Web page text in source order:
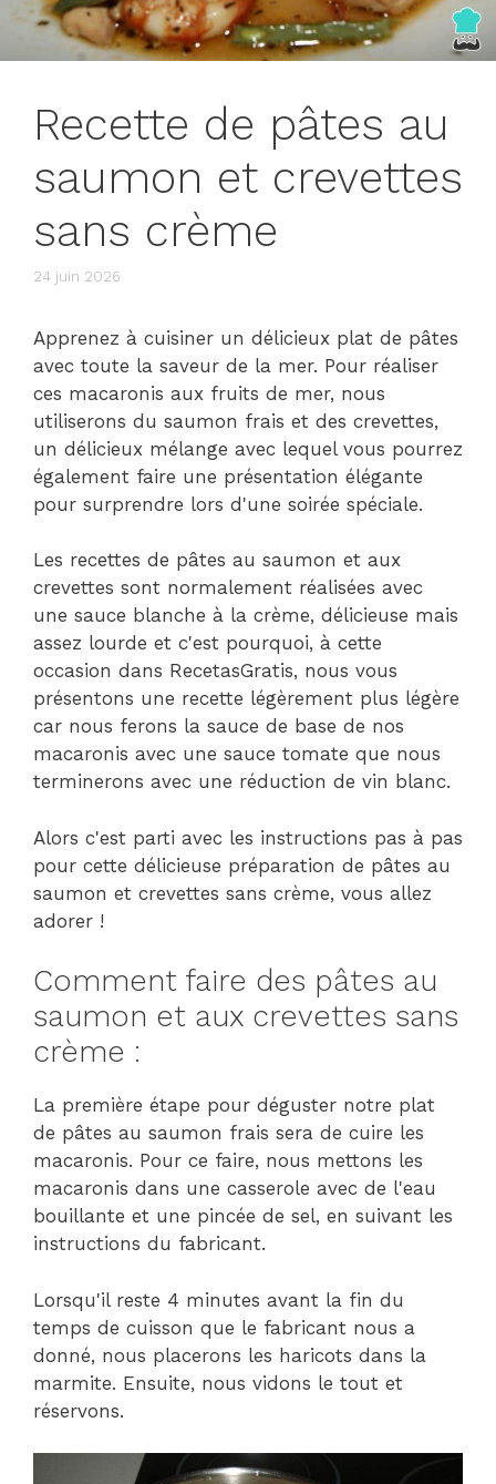
Recette de pâtes au
saumon et crevettes
sans crème
24 juin 2026
Apprenez à cuisiner un délicieux plat de pâtes
avec toute la saveur de la mer. Pour réaliser
ces macaronis aux fruits de mer, nous
utiliserons du saumon frais et des crevettes,
un délicieux mélange avec lequel vous pourrez
également faire une présentation élégante
pour surprendre lors d'une soirée spéciale.
Les recettes de pâtes au saumon et aux
crevettes sont normalement réalisées avec
une sauce blanche à la crème, délicieuse mais
assez lourde et c'est pourquoi, à cette
occasion dans RecetasGratis, nous vous
présentons une recette légèrement plus légère
car nous ferons la sauce de base de nos
macaronis avec une sauce tomate que nous
terminerons avec une réduction de vin blanc.
Alors c'est parti avec les instructions pas à pas
pour cette délicieuse préparation de pâtes au
saumon et crevettes sans crème, vous allez
adorer !
Comment faire des pâtes au
saumon et aux crevettes sans
crème :
La première étape pour déguster notre plat
de pâtes au saumon frais sera de cuire les
macaronis. Pour ce faire, nous mettons les
macaronis dans une casserole avec de l'eau
bouillante et une pincée de sel, en suivant les
instructions du fabricant.
Lorsqu'il reste 4 minutes avant la fin du
temps de cuisson que le fabricant nous a
donné, nous placerons les haricots dans la
marmite. Ensuite, nous vidons le tout et
réservons.